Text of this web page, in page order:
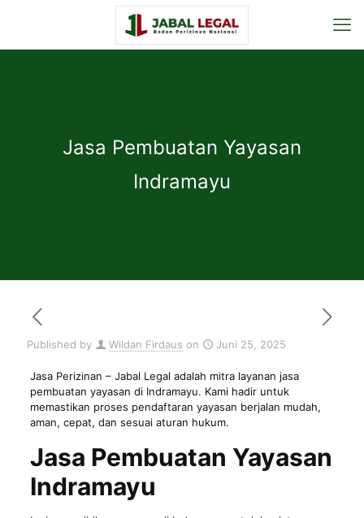
Jasa Pembuatan Yayasan
Indramayu
Published by Wildan Firdaus on Juni 25, 2025
Jasa Perizinan – Jabal Legal adalah mitra layanan jasa
pembuatan yayasan di Indramayu. Kami hadir untuk
memastikan proses pendaftaran yayasan berjalan mudah,
aman, cepat, dan sesuai aturan hukum.
Jasa Pembuatan Yayasan
Indramayu